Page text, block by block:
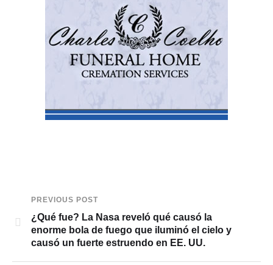
PREVIOUS POST
¿Qué fue? La Nasa reveló qué causó la
enorme bola de fuego que iluminó el cielo y
causó un fuerte estruendo en EE. UU.